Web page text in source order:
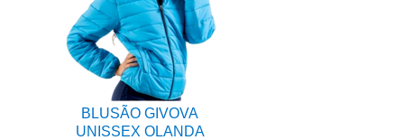
BLUSÃO GIVOVA
UNISSEX OLANDA